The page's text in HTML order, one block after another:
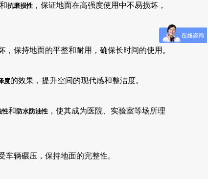
和抗磨损性 ，保证地面在高强度使用中不易损坏，
，保持地面的平整和耐用，确保长时间的使用。
度的效果，提升空间的现代感和整洁度。
性和防水防油性 ，使其成为医院、实验室等场所理
辆碾压，保持地面的完整性。